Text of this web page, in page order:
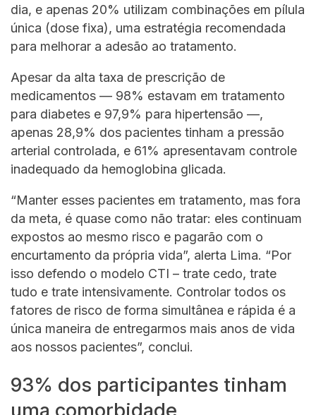
dia, e apenas 20% utilizam combinações em pílula
única (dose fixa), uma estratégia recomendada
para melhorar a adesão ao tratamento.
Apesar da alta taxa de prescrição de
medicamentos — 98% estavam em tratamento
para diabetes e 97,9% para hipertensão —,
apenas 28,9% dos pacientes tinham a pressão
arterial controlada, e 61% apresentavam controle
inadequado da hemoglobina glicada.
“Manter esses pacientes em tratamento, mas fora
da meta, é quase como não tratar: eles continuam
expostos ao mesmo risco e pagarão com o
encurtamento da própria vida”, alerta Lima. “Por
isso defendo o modelo CTI – trate cedo, trate
tudo e trate intensivamente. Controlar todos os
fatores de risco de forma simultânea e rápida é a
única maneira de entregarmos mais anos de vida
aos nossos pacientes”, conclui.
93% dos participantes tinham